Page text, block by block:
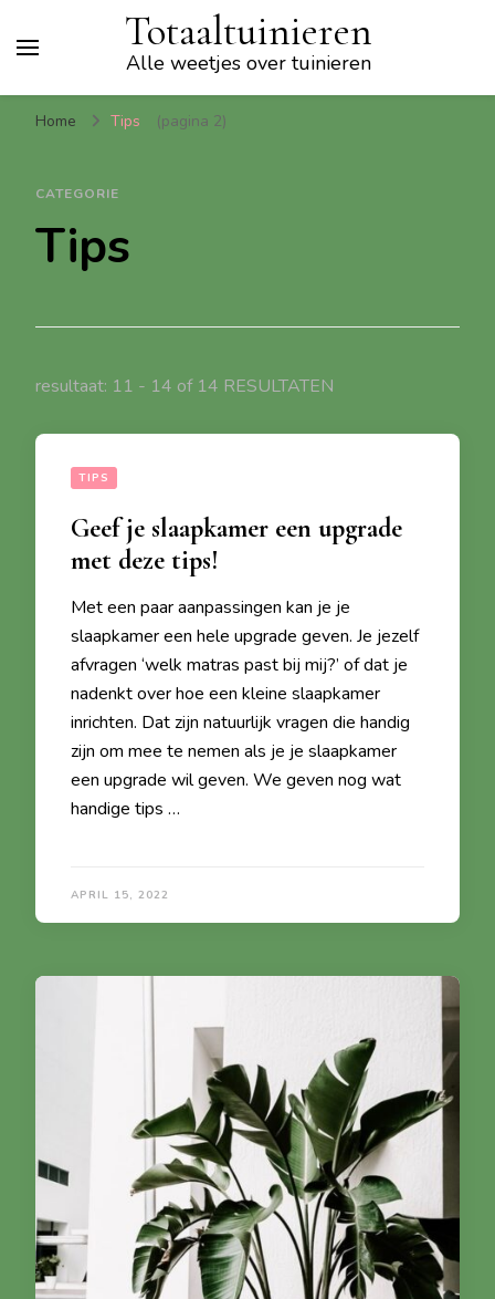
Totaaltuinieren
Alle weetjes over tuinieren
Home Tips (pagina 2)
CATEGORIE
Tips
resultaat: 11 - 14 of 14 RESULTATEN
TIPS
Geef je slaapkamer een upgrade
met deze tips!
Met een paar aanpassingen kan je je
slaapkamer een hele upgrade geven. Je jezelf
afvragen ‘welk matras past bij mij?’ of dat je
nadenkt over hoe een kleine slaapkamer
inrichten. Dat zijn natuurlijk vragen die handig
zijn om mee te nemen als je je slaapkamer
een upgrade wil geven. We geven nog wat
handige tips …
APRIL 15, 2022